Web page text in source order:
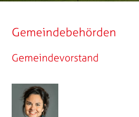
Gemeindebehörden
Gemeindevorstand